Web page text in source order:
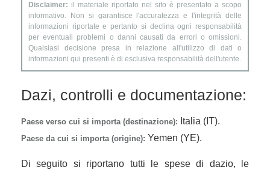
Disclaimer: il materiale riportato nel sito è presentato a scopo
informativo. Non si garantisce l'accuratezza e l'integrità delle
informazioni riportate e pertanto si declina ogni responsabilità
per eventuali problemi o danni causati da errori o omissioni.
Qualsiasi decisione presa in relazione all'utilizzo di dati o
informazioni qui presenti è di esclusiva responsabilità dell'utente.
Dazi, controlli e documentazione:
Paese verso cui si importa (destinazione): Italia (IT).
Paese da cui si importa (origine): Yemen (YE).
Di seguito si riportano tutti le spese di dazio, le